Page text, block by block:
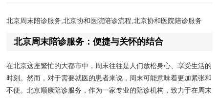
北京周末陪诊服务,北京协和医院陪诊流程,北京协和医院陪诊服务
北京周末陪诊服务：便捷与关怀的结合
在北京这座繁忙的大都市中，周末往往是人们放松身心、享受生活的
时刻。然而，对于需要就医的患者来说，周末可能意味着更加紧张和
不便。北京顺康陪诊服务，作为一家专业的陪诊机构，致力于在周末